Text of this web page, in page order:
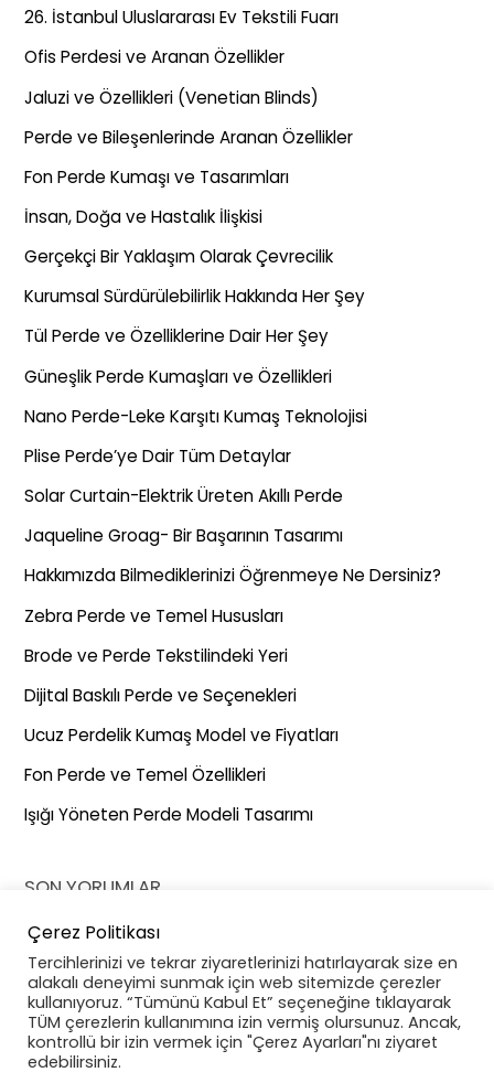
26. İstanbul Uluslararası Ev Tekstili Fuarı
Ofis Perdesi ve Aranan Özellikler
Jaluzi ve Özellikleri (Venetian Blinds)
Perde ve Bileşenlerinde Aranan Özellikler
Fon Perde Kumaşı ve Tasarımları
İnsan, Doğa ve Hastalık İlişkisi
Gerçekçi Bir Yaklaşım Olarak Çevrecilik
Kurumsal Sürdürülebilirlik Hakkında Her Şey
Tül Perde ve Özelliklerine Dair Her Şey
Güneşlik Perde Kumaşları ve Özellikleri
Nano Perde-Leke Karşıtı Kumaş Teknolojisi
Plise Perde’ye Dair Tüm Detaylar
Solar Curtain-Elektrik Üreten Akıllı Perde
Jaqueline Groag- Bir Başarının Tasarımı
Hakkımızda Bilmediklerinizi Öğrenmeye Ne Dersiniz?
Zebra Perde ve Temel Hususları
Brode ve Perde Tekstilindeki Yeri
Dijital Baskılı Perde ve Seçenekleri
Ucuz Perdelik Kumaş Model ve Fiyatları
Fon Perde ve Temel Özellikleri
Işığı Yöneten Perde Modeli Tasarımı
SON YORUMLAR
26. İstanbul Uluslararası Ev Tekstili Fuarı
Tekstili Fuarı) Ertelenme Kararı - Gernaz Tekstil
CNR Expo Hakkında Her ŞeyiçinEVTEKS (Ev Tekstili
Fuarı) Ertelenme Kararı - Gernaz Tekstil
Çerez Politikası
Tercihlerinizi ve tekrar ziyaretlerinizi hatırlayarak size en
alakalı deneyimi sunmak için web sitemizde çerezler
kullanıyoruz. “Tümünü Kabul Et” seçeneğine tıklayarak
TÜM çerezlerin kullanımına izin vermiş olursunuz. Ancak,
kontrollü bir izin vermek için "Çerez Ayarları"nı ziyaret
edebilirsiniz.